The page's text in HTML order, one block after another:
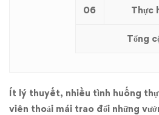
06 Thực
Tổng
Ít lý thuyết, nhiều tình huống
viên thoải mái trao đổi những